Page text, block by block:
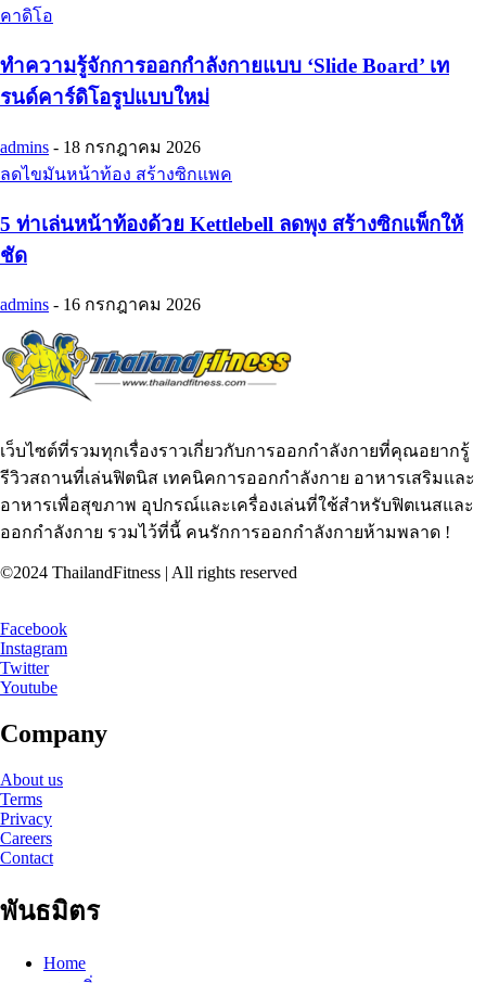
คาดิโอ
ทำความรู้จักการออกกำลังกายแบบ ‘Slide Board’ เท
รนด์คาร์ดิโอรูปแบบใหม่
admins - 18 กรกฎาคม 2026
ลดไขมันหน้าท้อง สร้างซิกแพค
5 ท่าเล่นหน้าท้องด้วย Kettlebell ลดพุง สร้างซิกแพ็กให้
ชัด
admins - 16 กรกฎาคม 2026
เว็บไซต์ที่รวมทุกเรื่องราวเกี่ยวกับการออกกำลังกายที่คุณอยากรู้
รีวิวสถานที่เล่นฟิตนิส เทคนิคการออกกำลังกาย อาหารเสริมและ
อาหารเพื่อสุขภาพ อุปกรณ์และเครื่องเล่นที่ใช้สำหรับฟิตเนสและ
ออกกำลังกาย รวมไว้ที่นี้ คนรักการออกกำลังกายห้ามพลาด !
©2024 ThailandFitness | All rights reserved
Facebook
Instagram
Twitter
Youtube
Company
About us
Terms
Privacy
Careers
Contact
พันธมิตร
Home